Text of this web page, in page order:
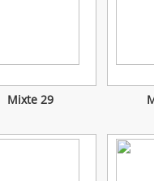
Mixte 29